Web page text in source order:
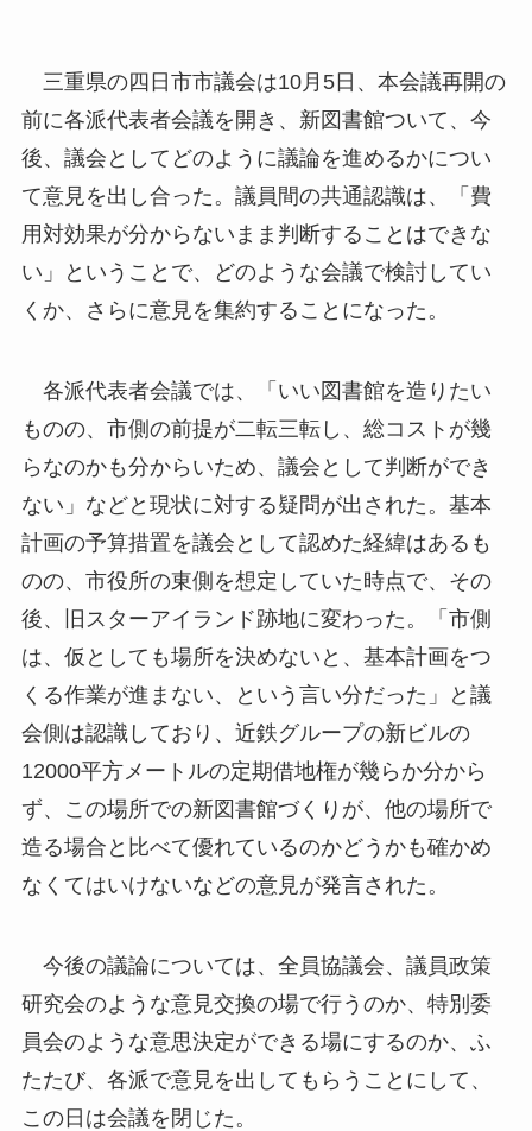
三重県の四日市市議会は10月5日、本会議再開の
前に各派代表者会議を開き、新図書館ついて、今
後、議会としてどのように議論を進めるかについ
て意見を出し合った。議員間の共通認識は、「費
用対効果が分からないまま判断することはできな
い」ということで、どのような会議で検討してい
くか、さらに意見を集約することになった。
各派代表者会議では、「いい図書館を造りたい
ものの、市側の前提が二転三転し、総コストが幾
らなのかも分からいため、議会として判断ができ
ない」などと現状に対する疑問が出された。基本
計画の予算措置を議会として認めた経緯はあるも
のの、市役所の東側を想定していた時点で、その
後、旧スターアイランド跡地に変わった。「市側
は、仮としても場所を決めないと、基本計画をつ
くる作業が進まない、という言い分だった」と議
会側は認識しており、近鉄グループの新ビルの
12000平方メートルの定期借地権が幾らか分から
ず、この場所での新図書館づくりが、他の場所で
造る場合と比べて優れているのかどうかも確かめ
なくてはいけないなどの意見が発言された。
今後の議論については、全員協議会、議員政策
研究会のような意見交換の場で行うのか、特別委
員会のような意思決定ができる場にするのか、ふ
たたび、各派で意見を出してもらうことにして、
この日は会議を閉じた。